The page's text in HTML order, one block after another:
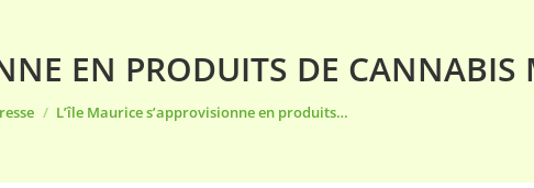
EN PRODUITS DE CANNABIS
L’île Maurice s’approvisionne en produits…